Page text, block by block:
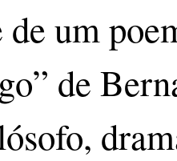
de um
de